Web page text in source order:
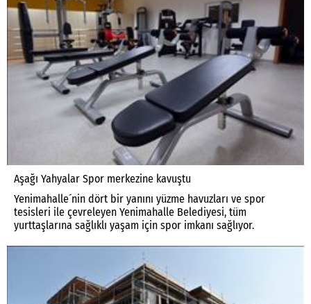
Aşağı Yahyalar Spor merkezine kavuştu
Yenimahalle´nin dört bir yanını yüzme havuzları ve spor
tesisleri ile çevreleyen Yenimahalle Belediyesi, tüm
yurttaşlarına sağlıklı yaşam için spor imkanı sağlıyor.